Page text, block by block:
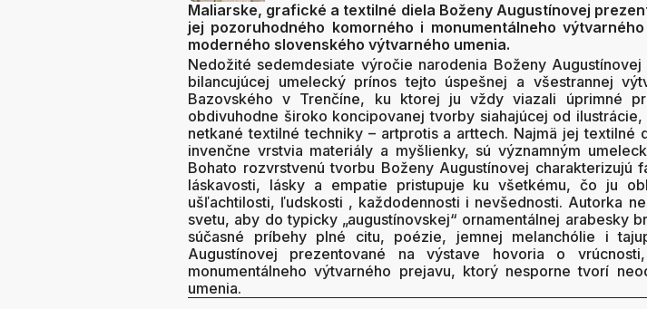
Maliarske, grafické a textilné diela Boženy Augustínovej
jej pozoruhodného komorného i monumentálneho
moderného slovenského výtvarného umenia.
Nedožité sedemdesiate výročie narodenia Boženy
bilancujúcej umelecký prínos tejto úspešnej a všestrannej
Bazovského v Trenčíne, ku ktorej ju vždy viazali úprimné
obdivuhodne široko koncipovanej tvorby siahajúcej od
netkané textilné techniky – artprotis a arttech. Najmä jej
invenčne vrstvia materiály a myšlienky, sú významným
Bohato rozvrstvenú tvorbu Boženy Augustínovej charakterizujú
láskavosti, lásky a empatie pristupuje ku všetkému, čo ju
ušľachtilosti, ľudskosti , každodennosti i nevšednosti. Autorka
svetu, aby do typicky „augustínovskej“ ornamentálnej arabesky
súčasné príbehy plné citu, poézie, jemnej melanchólie i
Augustínovej prezentované na výstave hovoria o
monumentálneho výtvarného prejavu, ktorý nesporne tvorí
umenia.